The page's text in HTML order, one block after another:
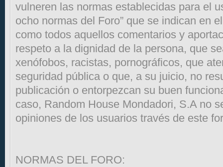
vulneren las normas establecidas para el
ocho normas del Foro” que se indican en
como todos aquellos comentarios y
respeto a la dignidad de la persona, que
xenófobos, racistas, pornográficos, que
seguridad pública o que, a su juicio, no
publicación o entorpezcan su buen
caso, Random House Mondadori, S.A no
opiniones de los usuarios través de este
NORMAS DEL FORO: